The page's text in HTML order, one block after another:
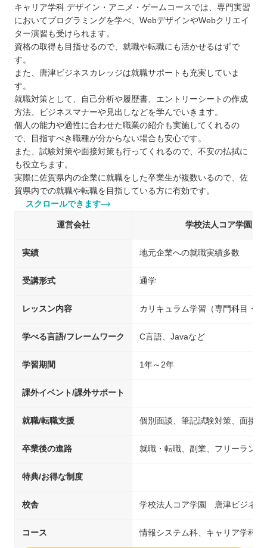
キャリア学科 デザイン・アニメ・ゲームコースでは、専門実習
においてプログラミングを学べ、WebデザインやWebクリエイ
ター演習も受けられます。
資格の取得も目指せるので、就職や転職にも活かせるはずで
す。
また、唐津ビジネスカレッジは就職サポートも充実していま
す。
就職対策として、自己分析や履歴書、エントリーシートの作成
方法、ビジネスマナーや見出しなどを学んでいきます。
個人の能力や適性に合わせた職業の紹介も実施してくれるの
で、目指すべき職種が分からない場合も安心です。
また、試験対策や面接対策も行ってくれるので、不安の払拭に
も役立ちます。
実際に佐賀県内の企業に就職をした卒業生が複数いるので、佐
賀県内での就職や転職を目指している方に有効です。
スクロールできます
運営会社 学校法人コア学園
実績 地元企業への就職実績多数
受講形式 通学
レッスン内容 カリキュラム学習（専門科目・
学べる言語/フレームワーク C言語、Javaなど
学習期間 1年～2年
課外イベント/課外サポート
就職/転職支援 個別面談、筆記試験対策、面接
卒業後の進路 就職・転職、副業、フリーランス
特典/お得な制度
校舎 学校法人コア学園 唐津ビジネス
コース 情報システム科、キャリア学科